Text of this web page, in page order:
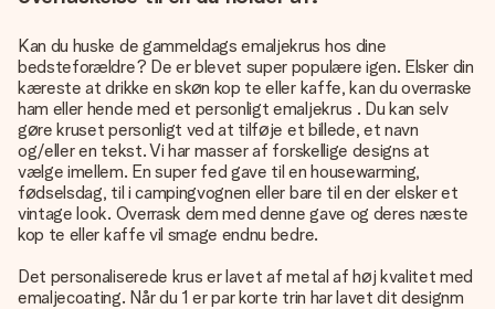
Kan du huske de gammeldags emaljekrus hos dine
bedsteforældre? De er blevet super populære igen. Elsker din
kæreste at drikke en skøn kop te eller kaffe, kan du overraske
ham eller hende med et personligt emaljekrus . Du kan selv
gøre kruset personligt ved at tilføje et billede, et navn
og/eller en tekst. Vi har masser af forskellige designs at
vælge imellem. En super fed gave til en housewarming,
fødselsdag, til i campingvognen eller bare til en der elsker et
vintage look. Overrask dem med denne gave og deres næste
kop te eller kaffe vil smage endnu bedre.
Det personaliserede krus er lavet af metal af høj kvalitet med
emaljecoating. Når du 1 er par korte trin har lavet dit designm